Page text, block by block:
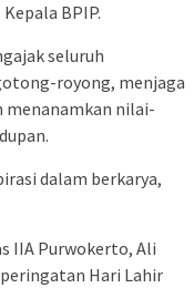
BPIP.
seluruh
royong, menjaga
menanamkan nilai-
dalam berkarya,
IIA Purwokerto, Ali
Hari Lahir